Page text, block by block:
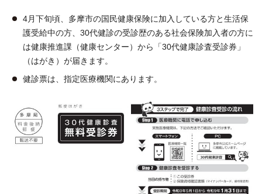
4月下旬頃、多摩市の国民健康保険に加入している方と生活保
護受給中の方、30代健診の受診歴のある社会保険加入者の方に
は健康推進課（健康センター）から「30代健康診査受診券」
（はがき）が届きます。
健診票は、指定医療機関にあります。